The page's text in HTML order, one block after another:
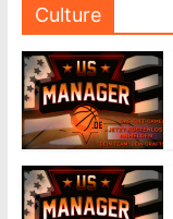
Culture